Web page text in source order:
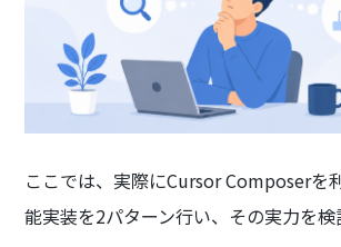
ここでは、実際にCursor Composerを
能実装を2パターン行い、その実力を検